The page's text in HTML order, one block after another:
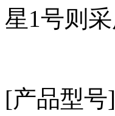
星1号则
[产品型号]